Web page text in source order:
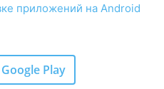
приложений на Android
Play